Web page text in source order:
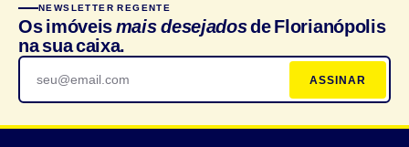
NEWSLETTER REGENTE
Os imóveismais desejadosde Florianópolis
na sua caixa.
ASSINAR